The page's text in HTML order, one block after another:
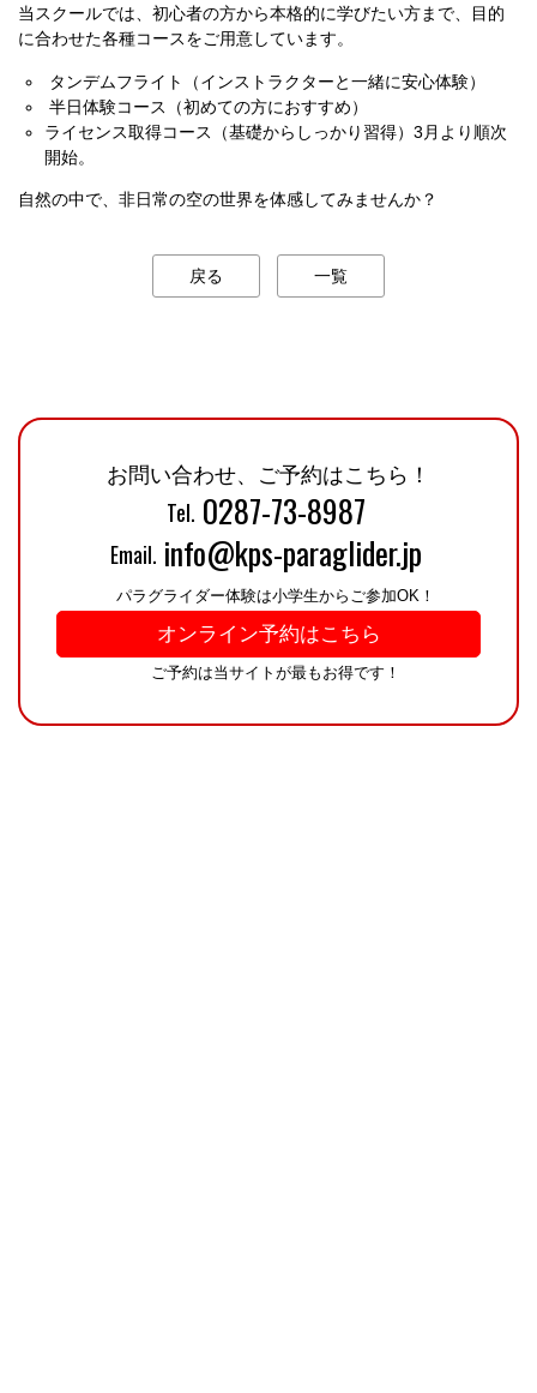
当スクールでは、初心者の方から本格的に学びたい方まで、目的
に合わせた各種コースをご用意しています。
タンデムフライト（インストラクターと一緒に安心体験）
半日体験コース（初めての方におすすめ）
ライセンス取得コース（基礎からしっかり習得）3月より順次
開始。
自然の中で、非日常の空の世界を体感してみませんか？
戻る 一覧
お問い合わせ、ご予約はこちら！
Tel. 0287-73-8987
Email. info@kps-paraglider.jp
パラグライダー体験は小学生からご参加OK！
オンライン予約はこちら
ご予約は当サイトが最もお得です！